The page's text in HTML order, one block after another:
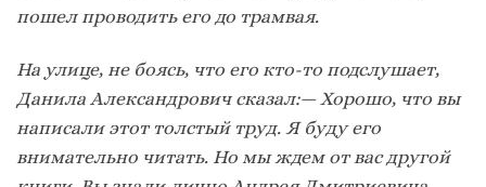
пошел проводить его до трамвая.
На улице, не боясь, что его кто-то подслушает,
Данила Александрович сказал:— Хорошо, что вы
написали этот толстый труд. Я буду его
внимательно читать. Но мы ждем от вас другой